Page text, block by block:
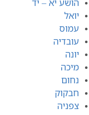
יואל
עמוס
עובדיה
יונה
מיכה
נחום
חבקוק
צפניה